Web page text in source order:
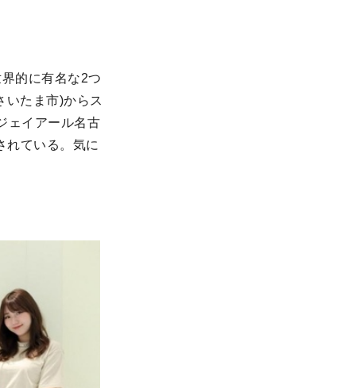
的に有名な2つ
いたま市)からス
ェイアール名古
れている。気に